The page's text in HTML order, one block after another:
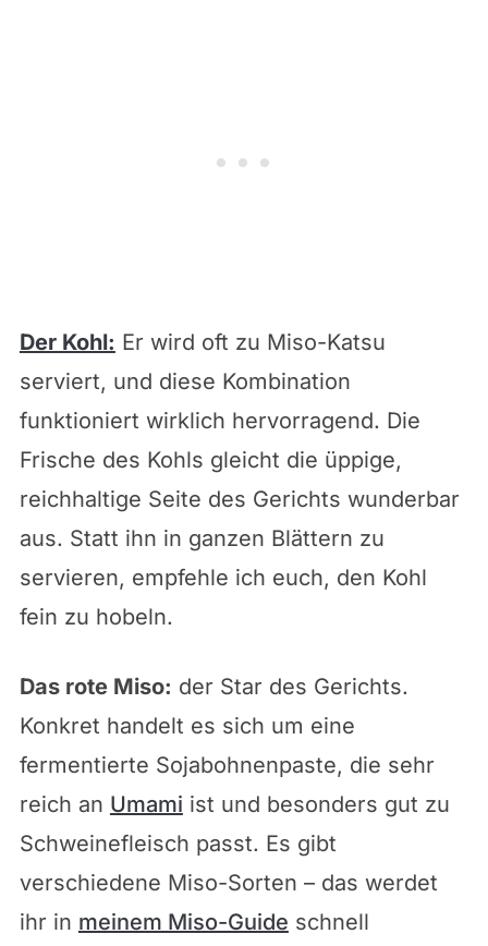
Der Kohl: Er wird oft zu Miso-Katsu
serviert, und diese Kombination
funktioniert wirklich hervorragend. Die
Frische des Kohls gleicht die üppige,
reichhaltige Seite des Gerichts wunderbar
aus. Statt ihn in ganzen Blättern zu
servieren, empfehle ich euch, den Kohl
fein zu hobeln.
Das rote Miso: der Star des Gerichts.
Konkret handelt es sich um eine
fermentierte Sojabohnenpaste, die sehr
reich an Umami ist und besonders gut zu
Schweinefleisch passt. Es gibt
verschiedene Miso-Sorten – das werdet
ihr in meinem Miso-Guide schnell